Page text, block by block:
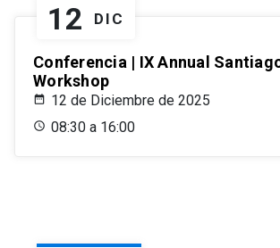
12 DIC
Conferencia | IX Annual
Workshop
12 de Diciembre de 2025
08:30 a 16:00